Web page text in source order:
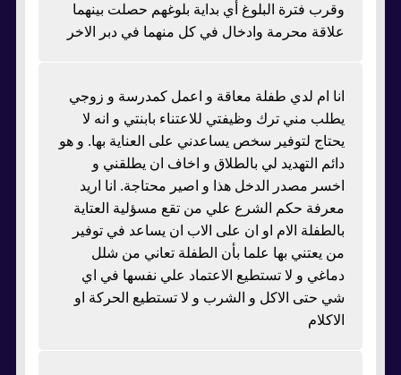
وقرب فترة البلوغ أي بداية بلوغهم حصلت بينهما
علاقة محرمة وادخال في كل منهما في دبر الاخر
انا ام لدي طفلة معاقة و اعمل كمدرسة و زوجي
يطلب مني ترك وظيفتي للاعتناء بابنتي و انه لا
يحتاج لتوفير سخص يساعدني على العناية بها. و هو
دائم التهديد لي بالطلاق و اخاف ان يطلقني و
اخسر مصدر الدخل هذا و اصير محتاجة. انا اريد
معرفة حكم الشرع علي من تقع مسؤلية العتاية
بالطفلة الام او ان على الاب ان يساعد في توفير
من يعتني بها علما بأن الطفلة تعاني من شلل
دماغي و لا تستطيع الاعتماد علي نفسها في اي
شي حتى الاكل و الشرب و لا تستطيع الحركة او
الاكلام